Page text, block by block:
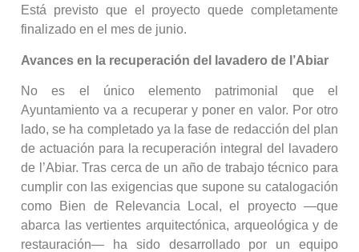
Está previsto que el proyecto quede completamente
finalizado en el mes de junio.
Avances en la recuperación del lavadero de l’Abiar
No es el único elemento patrimonial que el
Ayuntamiento va a recuperar y poner en valor. Por otro
lado, se ha completado ya la fase de redacción del plan
de actuación para la recuperación integral del lavadero
de l’Abiar. Tras cerca de un año de trabajo técnico para
cumplir con las exigencias que supone su catalogación
como Bien de Relevancia Local, el proyecto —que
abarca las vertientes arquitectónica, arqueológica y de
restauración— ha sido desarrollado por un equipo